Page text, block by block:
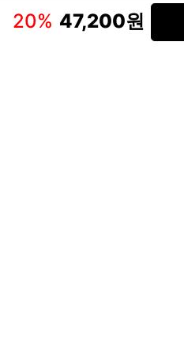
20% 47,200원인스타그램